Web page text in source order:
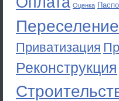
Оценка
Переселение
Приватизация
Реконструкция